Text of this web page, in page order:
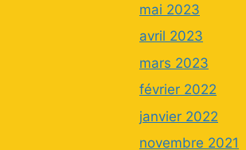
mai 2023
avril 2023
mars 2023
février 2022
janvier 2022
novembre 2021